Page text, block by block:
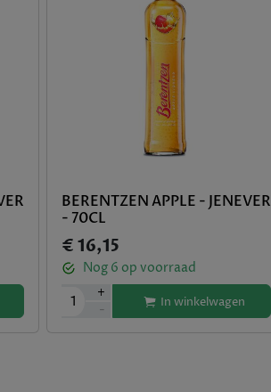
BERENTZEN APPLE - JENEVER
- 70CL
€ 16,15
Nog 6 op voorraad
1
+
-
In winkelwagen